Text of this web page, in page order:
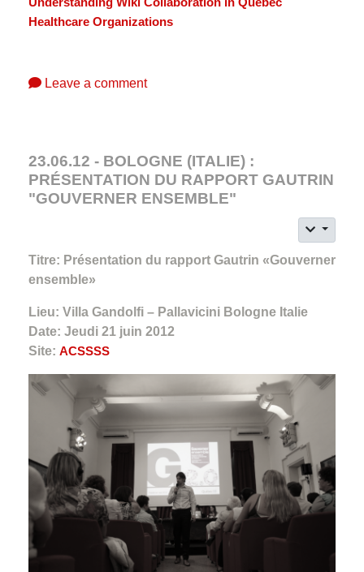
Healthcare Organizations
Leave a comment
23.06.12 - BOLOGNE (ITALIE) :
PRÉSENTATION DU RAPPORT GAUTRIN
"GOUVERNER ENSEMBLE"
Titre: Présentation du rapport Gautrin «Gouverner
ensemble»
Lieu: Villa Gandolfi – Pallavicini Bologne Italie
Date: Jeudi 21 juin 2012
Site: ACSSSS